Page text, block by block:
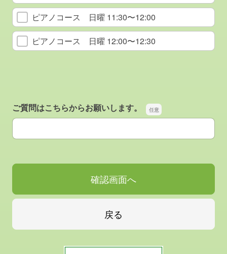
ピアノコース 日曜 11:30〜12:00
ピアノコース 日曜 12:00〜12:30
ご質問はこちらからお願いします。
ご質問はこちらからお願いします。